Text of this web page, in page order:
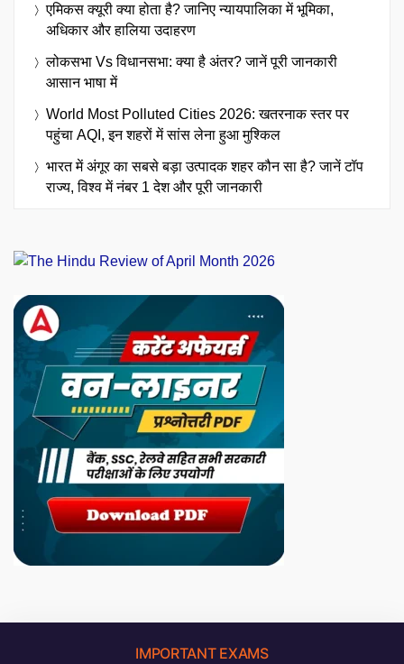
एमिकस क्यूरी क्या होता है? जानिए न्यायपालिका में भूमिका,
अधिकार और हालिया उदाहरण
लोकसभा Vs विधानसभा: क्या है अंतर? जानें पूरी जानकारी
आसान भाषा में
World Most Polluted Cities 2026: खतरनाक स्तर पर
पहुंचा AQI, इन शहरों में सांस लेना हुआ मुश्किल
भारत में अंगूर का सबसे बड़ा उत्पादक शहर कौन सा है? जानें टॉप
राज्य, विश्व में नंबर 1 देश और पूरी जानकारी
IMPORTANT EXAMS